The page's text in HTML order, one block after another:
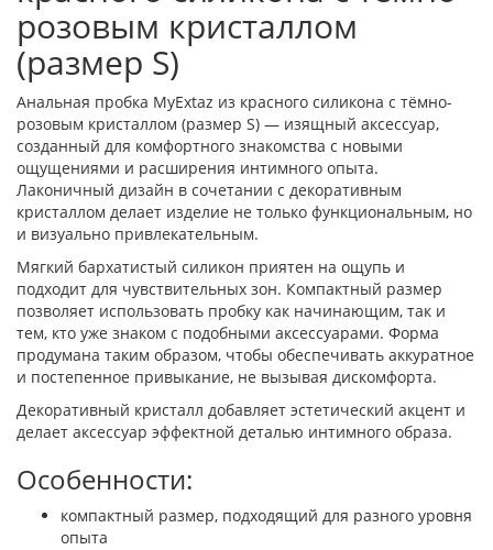
розовым кристаллом
(размер S)
Анальная пробка MyExtaz из красного силикона с тёмно-
розовым кристаллом (размер S) — изящный аксессуар,
созданный для комфортного знакомства с новыми
ощущениями и расширения интимного опыта.
Лаконичный дизайн в сочетании с декоративным
кристаллом делает изделие не только функциональным, но
и визуально привлекательным.
Мягкий бархатистый силикон приятен на ощупь и
подходит для чувствительных зон. Компактный размер
позволяет использовать пробку как начинающим, так и
тем, кто уже знаком с подобными аксессуарами. Форма
продумана таким образом, чтобы обеспечивать аккуратное
и постепенное привыкание, не вызывая дискомфорта.
Декоративный кристалл добавляет эстетический акцент и
делает аксессуар эффектной деталью интимного образа.
Особенности:
компактный размер, подходящий для разного уровня
опыта